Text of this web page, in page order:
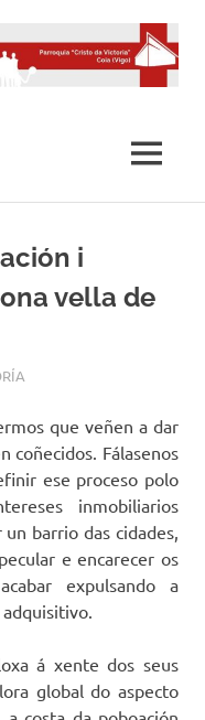
MENÚ
i
vella de
que veñen a dar
coñecidos. Fálasenos
ese proceso polo
inmobiliarios
barrio das cidades,
e encarecer os
expulsando a
á xente dos seus
global do aspecto